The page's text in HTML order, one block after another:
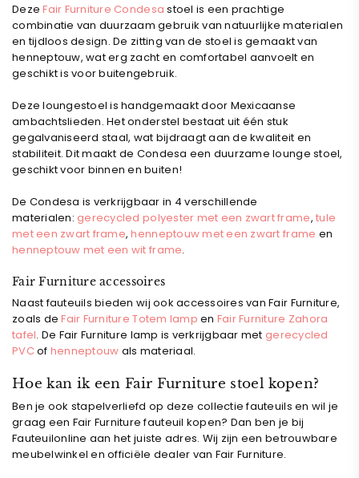
DezeFair Furniture Condesa stoel is een prachtige
combinatie van duurzaam gebruik van natuurlijke materialen
en tijdloos design. De zitting van de stoel is gemaakt van
henneptouw, wat erg zacht en comfortabel aanvoelt en
geschikt is voor buitengebruik.
Deze loungestoel is handgemaakt door Mexicaanse
ambachtslieden.Het onderstel bestaat uit één stuk
gegalvaniseerd staal, wat bijdraagt aan de kwaliteit en
stabiliteit. Dit maakt de Condesa een duurzame lounge stoel,
geschikt voor binnen en buiten!
De Condesa is verkrijgbaar in 4 verschillende
materialen: gerecycled polyester met een zwart frame,tule
met een zwart frame,henneptouwmet een zwart frame en
henneptouw met een wit frame.
Fair Furniture accessoires
Naast fauteuils bieden wij ook accessoires van Fair Furniture,
zoals deFair Furniture Totem lamp en Fair Furniture Zahora
tafel. De Fair Furniture lamp is verkrijgbaar met gerecycled
PVCof henneptouw als materiaal.
Hoe kan ik een Fair Furniture stoel kopen?
Ben je ook stapelverliefd op deze collectie fauteuilsen wil je
graag een Fair Furniture fauteuil kopen? Dan ben je bij
Fauteuilonline aan het juiste adres. Wij zijn een betrouwbare
meubelwinkel en officiële dealer van Fair Furniture.